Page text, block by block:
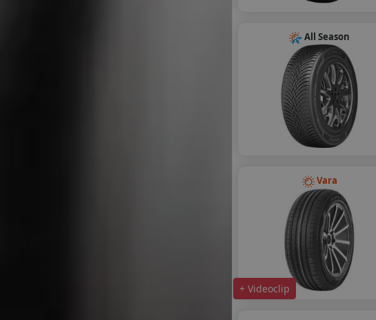
All Season
Vara
+ Videoclip